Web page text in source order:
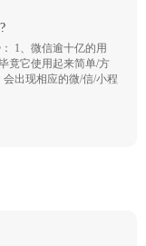
1、微信逾十亿的用
竟它使用起来简单/方
出现相应的微/信/小程